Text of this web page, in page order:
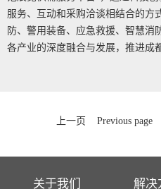
服务、互动和采购洽谈相结合的方
防、警用装备、应急救援、智慧消
各产业的深度融合与发展，推进成
上一页 Previous page
关于我们 解决